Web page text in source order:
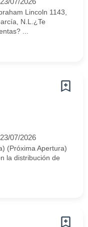
Lincoln 1143,
N.L.¿Te
...
23/07/2026
(Próxima Apertura)
la distribución de